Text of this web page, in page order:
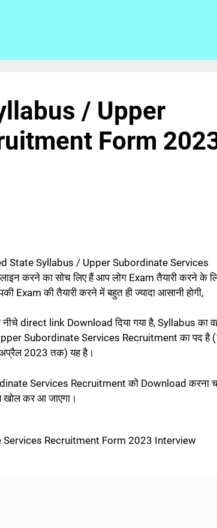
/ Upper
Form
State Syllabus / Upper Subordinate Services
करने का सोच लिए हैं आप लोग Exam तैयारी करने के
की तैयारी करने में बहुत ही ज्यादा आसानी होगी,
direct link Download दिया गया है, Syllabus का
Subordinate Services Recruitment का पद है
2023 तक) यह है।
Services Recruitment को Download करना
खोल कर आ जाएगा।